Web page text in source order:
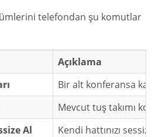
telefondan şu komutlar
Açıklama
Bir alt konferansa
Mevcut tuş takımı
Al
Kendi hattınızı